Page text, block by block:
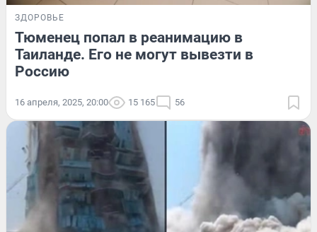
ЗДОРОВЬЕ
Тюменец попал в реанимацию в
Таиланде. Его не могут вывезти в
Россию
16 апреля, 2025, 20:00 15 165 56